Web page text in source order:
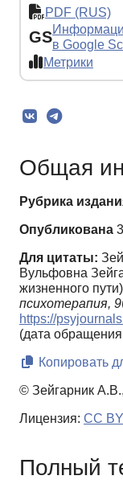
PDF (RUS)
GSв Google
Метрики
Общая
Рубрика
Опубликована
Для цитаты:
Вульфовна
жизненного
психотерапия, 9
https://
(дата
Копировать
© Зейгарник
Лицензия: CC
Полный